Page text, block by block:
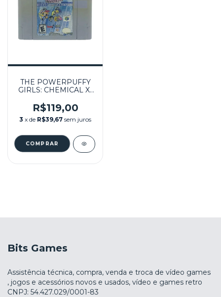
THE POWERPUFFY
GIRLS: CHEMICAL X-
SEMINOVO - N64
R$119,00
3 x de R$39,67 sem juros
Bits Games
Assistência técnica, compra, venda e troca de vídeo games
, jogos e acessórios novos e usados, vídeo e games retro
CNPJ: 54.427.029/0001-83